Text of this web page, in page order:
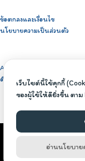
ข้อตกลงและเงื่อนไข
นโยบายความเป็นส่วนตัว
About BeBoyzself
ติดต่อสอบถาม
เว็บไซต์นี้ใช้คุกกี้
ของผู้ใช้ให้ดียิ่งขึ้น ตาม
อ่านนโยบา